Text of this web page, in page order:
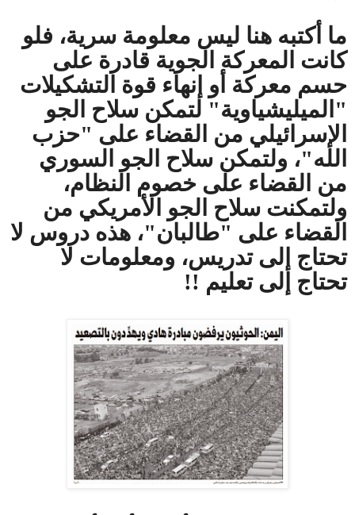
ما أكتبه هنا ليس معلومة سرية، فلو
كانت المعركة الجوية قادرة على
حسم معركة أو إنهاء قوة التشكيلات
"الميليشياوية" لتمكن سلاح الجو
الإسرائيلي من القضاء على "حزب
الله"، ولتمكن سلاح الجو السوري
من القضاء على خصوم النظام،
ولتمكنت سلاح الجو الأمريكي من
القضاء على "طالبان"، هذه دروس لا
تحتاج إلى تدريس، ومعلومات لا
تحتاج إلى تعليم !!